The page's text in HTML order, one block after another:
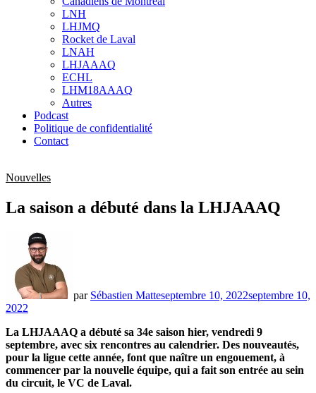
sub
menu
LNH
LHJMQ
Rocket de Laval
LNAH
LHJAAAQ
ECHL
LHM18AAAQ
Autres
Podcast
Politique de confidentialité
Contact
Nouvelles
La saison a débuté dans la LHJAAAQ
par Sébastien Matteseptembre 10, 2022septembre 10,
2022
La LHJAAAQ a débuté sa 34e saison hier, vendredi 9
septembre, avec six rencontres au calendrier. Des nouveautés,
pour la ligue cette année, font que naître un engouement, à
commencer par la nouvelle équipe, qui a fait son entrée au sein
du circuit, le VC de Laval.